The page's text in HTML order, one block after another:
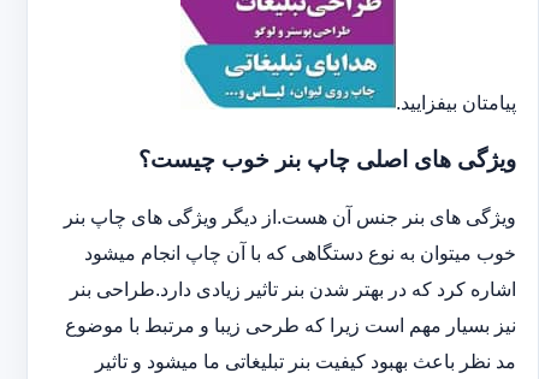
پیامتان بیفزایید.
ویژگی های اصلی چاپ بنر خوب چیست؟
ویژگی های بنر جنس آن هست.از دیگر ویژگی های چاپ بنر
خوب میتوان به نوع دستگاهی که با آن چاپ انجام میشود
اشاره کرد که در بهتر شدن بنر تاثیر زیادی دارد.طراحی بنر
نیز بسیار مهم است زیرا که طرحی زیبا و مرتبط با موضوع
مد نظر باعث بهبود کیفیت بنر تبلیغاتی ما میشود و تاثیر